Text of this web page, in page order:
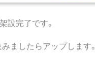
設完了です。
ましたらアップします。